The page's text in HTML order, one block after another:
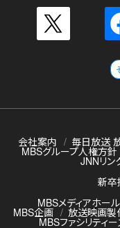
第6話のあらす
会社案内 毎日放送
MBSグループ人権方針
JNNリン
新卒
MBSメディアホー
MBS企画 放送映画製
MBSファシリティー